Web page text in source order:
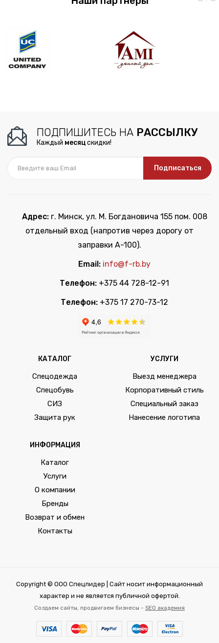
ПОДПИШИТЕСЬ НА РАССЫЛКУ
Каждый месяцскидки!
Подписаться
Адрес:г. Минск, ул. М. Богдановича 155 пом. 008
отдельный вход (напротив через дорогу от
заправки А-100).
Email: info@f-rb.by
Телефон: +375 44 728-12-91
Телефон: +375 17 270-73-12
КАТАЛОГ
Спецодежда
Спецобувь
СИЗ
Защита рук
УСЛУГИ
Выезд менеджера
Корпоративный стиль
Специальный заказ
Нанесение логотипа
ИНФОРМАЦИЯ
Каталог
Услуги
О компании
Бренды
Возврат и обмен
Контакты
Copyright © ООО Спецлидер | Сайт носит информационный
характер и не является публичной офертой.
Создаем сайты, продвигаем бизнесы - SEO академия